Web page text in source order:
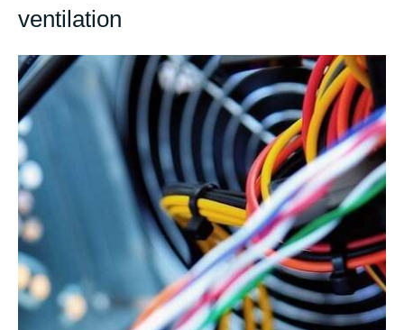
ventilation